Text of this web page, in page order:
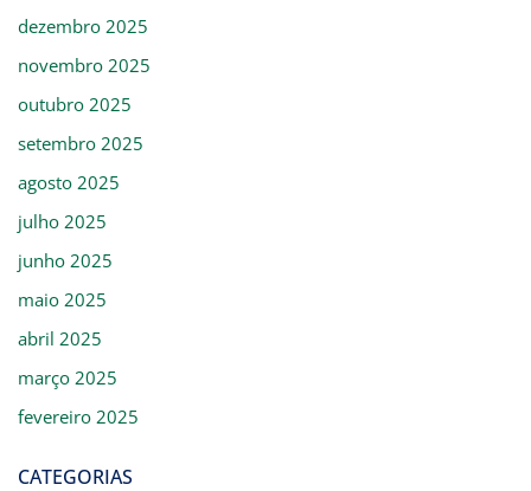
dezembro 2025
novembro 2025
outubro 2025
setembro 2025
agosto 2025
julho 2025
junho 2025
maio 2025
abril 2025
março 2025
fevereiro 2025
CATEGORIAS